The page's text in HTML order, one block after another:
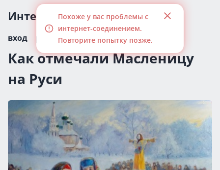
Интересные статьи
вход регистрация
Как отмечали Масленицу
на Руси
Похоже у вас проблемы с
интернет-соединением.
Повторите попытку позже.